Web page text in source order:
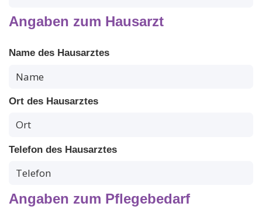
Angaben zum Hausarzt
Name des Hausarztes
Ort des Hausarztes
Telefon des Hausarztes
Angaben zum Pflegebedarf